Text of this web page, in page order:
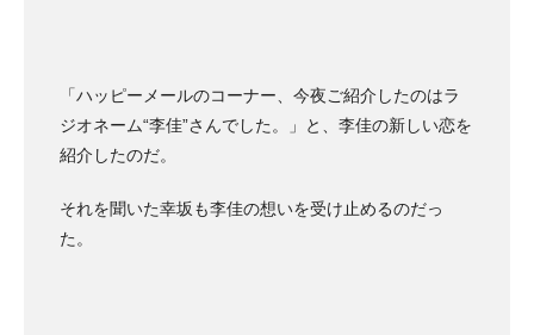
「ハッピーメールのコーナー、今夜ご紹介したのはラ
ジオネーム“李佳”さんでした。」と、李佳の新しい恋を
紹介したのだ。
それを聞いた幸坂も李佳の想いを受け止めるのだっ
た。